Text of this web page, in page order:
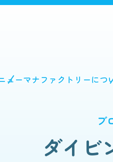
ューマナファクトリーにつ
ブ
ダイビ